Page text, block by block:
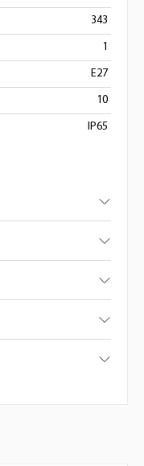
343
1
E27
10
IP65